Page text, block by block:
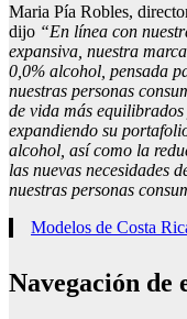
Maria Pía Robles,
dijo “En línea con
expansiva, nuestra
0,0% alcohol, pensada
nuestras personas
de vida más
expandiendo su
alcohol, así como la
las nuevas necesidades
nuestras personas
Modelos de Costa
Navegación de